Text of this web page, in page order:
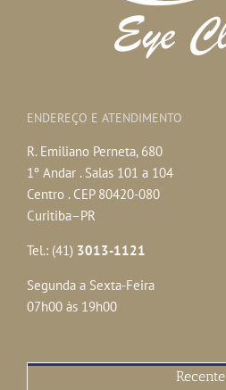
ENDEREÇO E ATENDIMENTO
R. Emiliano Perneta, 680
1º Andar . Salas 101 a 104
Centro . CEP 80420-080
Curitiba–PR
Tel.: (41) 3013-1121
Segunda a Sexta-Feira
07h00 às 19h00
Recente